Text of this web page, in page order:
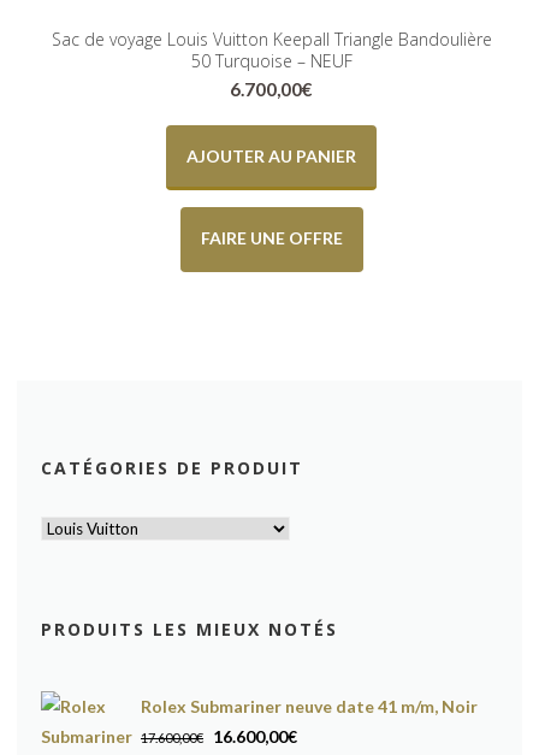
Sac de voyage Louis Vuitton Keepall Triangle Bandoulière
50 Turquoise – NEUF
6.700,00€
AJOUTER AU PANIER
FAIRE UNE OFFRE
CATÉGORIES DE PRODUIT
PRODUITS LES MIEUX NOTÉS
Rolex Submariner neuve date 41 m/m, Noir
17.600,00€
Le
16.600,00€Le